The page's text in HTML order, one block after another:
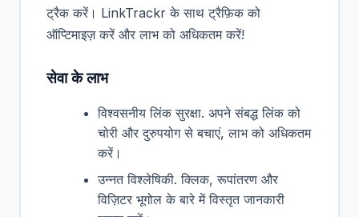
ट्रैक करें। LinkTrackr के साथ ट्रैफ़िक को
ऑप्टिमाइज़ करें और लाभ को अधिकतम करें!
सेवा के लाभ
विश्वसनीय लिंक सुरक्षा. अपने संबद्ध लिंक को
चोरी और दुरुपयोग से बचाएं, लाभ को अधिकतम
करें।
उन्नत विश्लेषिकी. क्लिक, रूपांतरण और
विज़िटर भूगोल के बारे में विस्तृत जानकारी